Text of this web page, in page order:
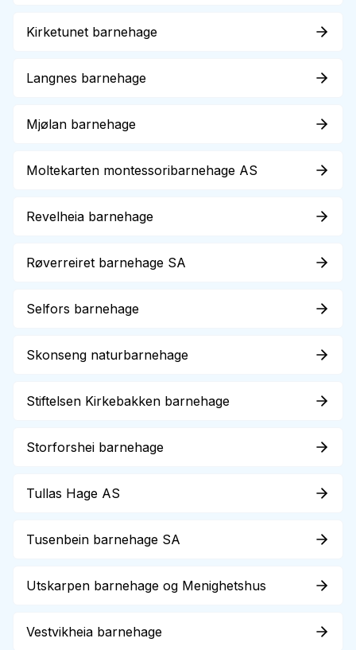
Kirketunet barnehage
Langnes barnehage
Mjølan barnehage
Moltekarten montessoribarnehage AS
Revelheia barnehage
Røverreiret barnehage SA
Selfors barnehage
Skonseng naturbarnehage
Stiftelsen Kirkebakken barnehage
Storforshei barnehage
Tullas Hage AS
Tusenbein barnehage SA
Utskarpen barnehage og Menighetshus
Vestvikheia barnehage